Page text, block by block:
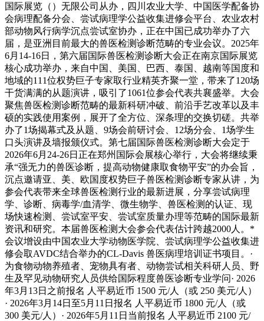
国际展览（）无限公司从办，四川农业大学、中国医学配备协
会病理配备分会、尝试病理学公益收集进修会平台、农业农村
部动物风行病学沉点尝试室协办，正在中国已成功举办了六
届，是亚洲目前最大的兽医检测诊断范畴的专业会议。2025年
6月14-16日，第六届国际兽医检测诊断大会正在南京国际展览
核心成功举办，来自中国、美国、巴西、泰国、越南等国度和
地域的111位权势巨子专家取行业精英齐聚一堂，带来了120场
干货满满的从题演讲，吸引了1061位参会代表共襄盛举。大会
聚焦兽医检测诊断范畴的最新科研冲破、前沿手艺改革以及丰
硕的实践使用案例，展开了全方位、深条理的交换切磋。共举
办了1场揭幕式及从题、9场会前研讨会、12场分会、1场学生
口头演讲及墙报颁仪式。第七届国际兽医检测诊断大会定于
2026年6月24-26日正在郑州国际会展核心举行，大会将继续秉
承“强无力的兽医诊断，提高动物健康取食物平安”的办会旨，
沉点邀请亚、美、欧国度权势巨子兽医检测诊断专家从讲，为
参会代表带来全球兽医检测行业的最新进展，分享尝试病理
学、诊断、病毒学/血清学、微生物学、兽医检测的认证、现
场快速检测、尝试室平安、尝试室质量办理等范畴的国际最新
资讯和研究。本届兽医检测大会参会代表估计跨越2000人。*
会议增设由中国农业大学动物医学院、尝试病理学公益收集进
修会取AVDC结合举办的CL-Davis 兽医病理培训证书项目。·
为食物动物养殖者、宠物具有者、动物尝试相关科研人员、野
生及罕见动物研究人员供给国际程度兽医诊断专业学问· 2026
年3月13日之前报名 人平易近币 1500 元/人（或 250 美元/人）
· 2026年3月14日至5月11日报名 人平易近币 1800 元/人（或
300 美元/人）· 2026年5月11日当前报名 人平易近币 2100 元/